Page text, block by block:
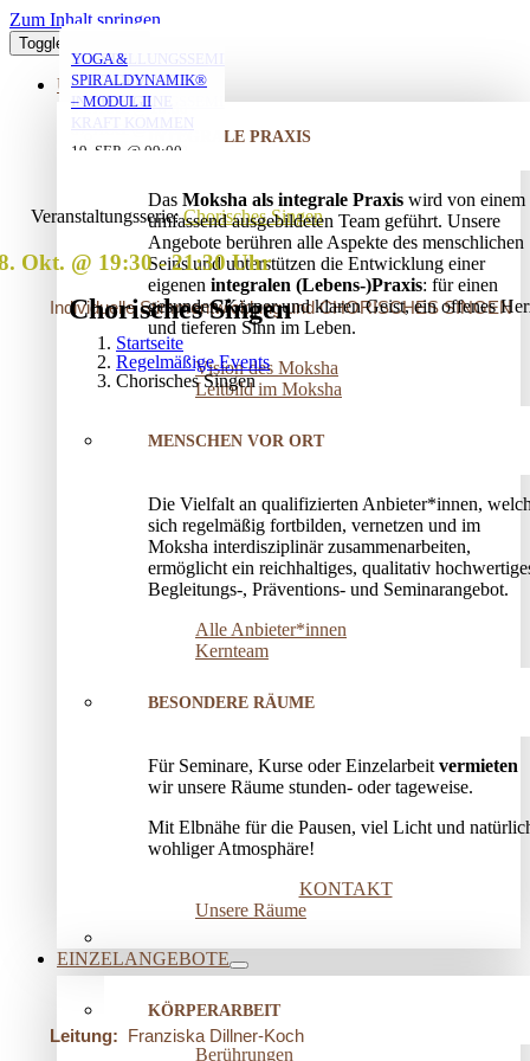
Zum Inhalt springen
Toggle Navigation
ÜBER UNS
INTEGRALE PRAXIS
Das Moksha als integrale Praxis wird von einem
umfassend ausgebildeten Team geführt. Unsere
Angebote berühren alle Aspekte des menschlichen
Seins und unterstützen die Entwicklung einer
eigenen integralen (Lebens-)Praxis: für einen
gesunden Körper und klaren Geist, ein offenes
und tieferen Sinn im Leben.
Vision des Moksha
Leitbild im Moksha
MENSCHEN VOR ORT
Die Vielfalt an qualifizierten Anbieter*innen,
sich regelmäßig fortbilden, vernetzen und im
Moksha interdisziplinär zusammenarbeiten,
ermöglicht ein reichhaltiges, qualitativ
Begleitungs-, Präventions­- und Seminarangebot.
Alle Anbieter*innen
Kernteam
BESONDERE RÄUME
Für Seminare, Kurse oder Einzelarbeit vermieten
wir unsere Räume stunden- oder tageweise.
Mit Elbnähe für die Pausen, viel Licht und
wohliger Atmosphäre!
KONTAKT
Unsere Räume
EINZELANGEBOTE
KÖRPERARBEIT
Berührungen
Chorisches Singen
Startseite
Regelmäßige Events
Chorisches Singen
Veranstaltungsserie:Chorisches Singen
Okt. @ 19:30-21:30
Individuelle Stimmentwicklung und CHORISCHES SINGEN
Leitung: Franziska Dillner-Koch
YOGA MIT ANNA
06. AUG. @ 19:30
20:45
MORGENYOGA MIT
ANNA
07. AUG. @ 08:00-
YOGA MIT DANIEL
10. AUG. @ 18:00
19:30
VERSTRICKUNGEN
LÖSEN – OFFENES
AUFSTELLUNGSSEMINAR
25. AUG. @ 17:00
AUFSTELLUNGSSEMINAR
– MIT DEM VATER
IN DIE EIGENE
KRAFT KOMMEN
17:30
YOGA &
SPIRALDYNAMIK®
– MODUL II
19. SEP. @ 09:00
20. SEP. @ 16:00